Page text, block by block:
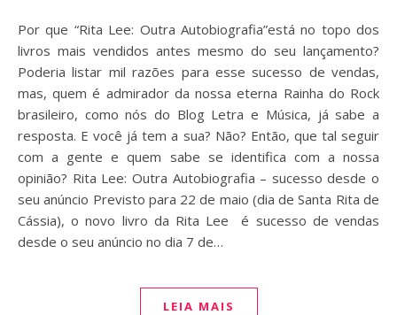
Por que “Rita Lee: Outra Autobiografia”está no topo dos
livros mais vendidos antes mesmo do seu lançamento?
Poderia listar mil razões para esse sucesso de vendas,
mas, quem é admirador da nossa eterna Rainha do Rock
brasileiro, como nós do Blog Letra e Música, já sabe a
resposta. E você já tem a sua? Não? Então, que tal seguir
com a gente e quem sabe se identifica com a nossa
opinião? Rita Lee: Outra Autobiografia – sucesso desde o
seu anúncio Previsto para 22 de maio (dia de Santa Rita de
Cássia), o novo livro da Rita Lee é sucesso de vendas
desde o seu anúncio no dia 7 de…
LEIA MAIS